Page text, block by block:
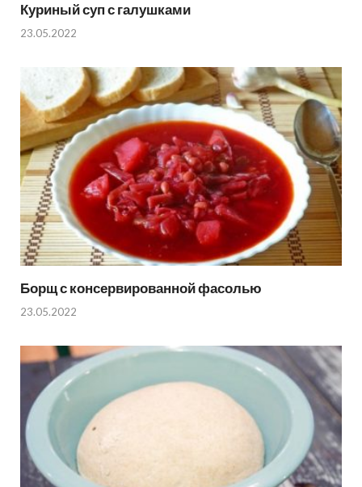
Куриный суп с галушками
23.05.2022
Борщ с консервированной фасолью
23.05.2022